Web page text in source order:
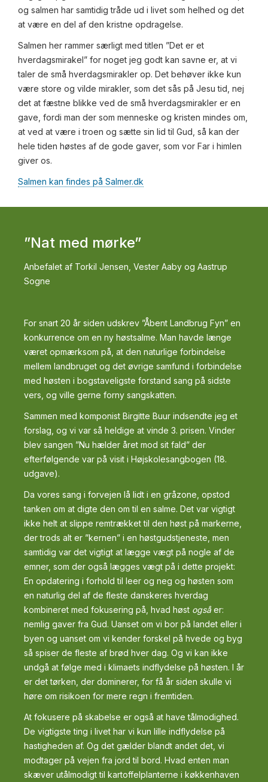
og salmen har samtidig tråde ud i livet som helhed og det
at være en del af den kristne opdragelse.
Salmen her rammer særligt med titlen ”Det er et
hverdagsmirakel” for noget jeg godt kan savne er, at vi
taler de små hverdagsmirakler op. Det behøver ikke kun
være store og vilde mirakler, som det sås på Jesu tid, nej
det at fæstne blikke ved de små hverdagsmirakler er en
gave, fordi man der som menneske og kristen mindes om,
at ved at være i troen og sætte sin lid til Gud, så kan der
hele tiden høstes af de gode gaver, som vor Far i himlen
giver os.
Salmen kan findes på Salmer.dk
”Nat med mørke”
Anbefalet af Torkil Jensen, Vester Aaby og Aastrup
Sogne
For snart 20 år siden udskrev ”Åbent Landbrug Fyn” en
konkurrence om en ny høstsalme. Man havde længe
været opmærksom på, at den naturlige forbindelse
mellem landbruget og det øvrige samfund i forbindelse
med høsten i bogstaveligste forstand sang på sidste
vers, og ville gerne forny sangskatten.
Sammen med komponist Birgitte Buur indsendte jeg et
forslag, og vi var så heldige at vinde 3. prisen. Vinder
blev sangen ”Nu hælder året mod sit fald” der
efterfølgende var på visit i Højskolesangbogen (18.
udgave).
Da vores sang i forvejen lå lidt i en gråzone, opstod
tanken om at digte den om til en salme. Det var vigtigt
ikke helt at slippe remtrækket til den høst på markerne,
der trods alt er ”kernen” i en høstgudstjeneste, men
samtidig var det vigtigt at lægge vægt på nogle af de
emner, som der også lægges vægt på i dette projekt:
En opdatering i forhold til leer og neg og høsten som
en naturlig del af de fleste danskeres hverdag
kombineret med fokusering på, hvad høst ogsåer:
nemlig gaver fra Gud. Uanset om vi bor på landet eller i
byen og uanset om vi kender forskel på hvede og byg
så spiser de fleste af brød hver dag. Og vi kan ikke
undgå at følge med i klimaets indflydelse på høsten. I år
er det tørken, der dominerer, for få år siden skulle vi
høre om risikoen for mere regn i fremtiden.
At fokusere på skabelse er også at have tålmodighed.
De vigtigste ting i livet har vi kun lille indflydelse på
hastigheden af. Og det gælder blandt andet det, vi
modtager på vejen fra jord til bord. Hvad enten man
skæver utålmodigt til kartoffelplanterne i køkkenhaven